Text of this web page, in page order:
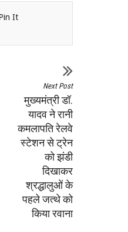
Next Post
मुख्यमंत्री डॉ.
यादव ने रानी
कमलापति रेलवे
स्टेशन से ट्रेन
को झंडी
दिखाकर
श्रद्धालुओं के
पहले जत्थे को
किया रवाना